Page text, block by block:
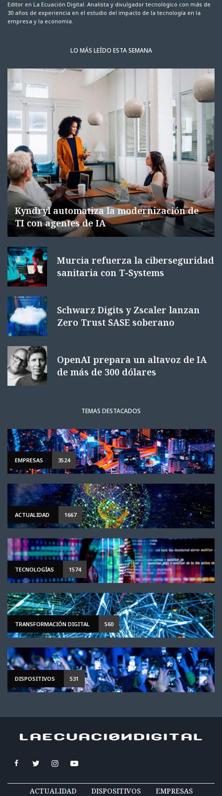
Editor en La Ecuación Digital. Analista y divulgador tecnológico con más de
30 años de experiencia en el estudio del impacto de la tecnología en la
empresa y la economía.
LO MÁS LEÍDO ESTA SEMANA
Kyndryl automatiza la modernización de
TI con agentes de IA
Murcia refuerza la ciberseguridad
sanitaria con T-Systems
Schwarz Digits y Zscaler lanzan
Zero Trust SASE soberano
OpenAI prepara un altavoz de IA
de más de 300 dólares
TEMAS DESTACADOS
EMPRESAS 3524
ACTUALIDAD 1667
TECNOLOGÍAS 1574
TRANSFORMACIÓN DIGITAL 560
DISPOSITIVOS 531
ACTUALIDAD DISPOSITIVOS EMPRESAS